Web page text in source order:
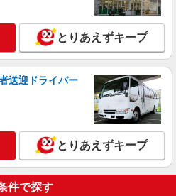
とりあえずキープ
送迎ドライバー
とりあえずキープ
件で探す